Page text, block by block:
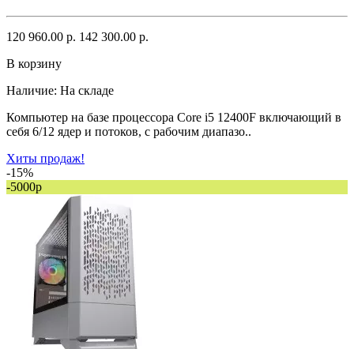
120 960.00 р. 142 300.00 р.
В корзину
Наличие: На складе
Компьютер на базе процессора Core i5 12400F включающий в
себя 6/12 ядер и потоков, с рабочим диапазо..
Хиты продаж!
-15%
-5000р